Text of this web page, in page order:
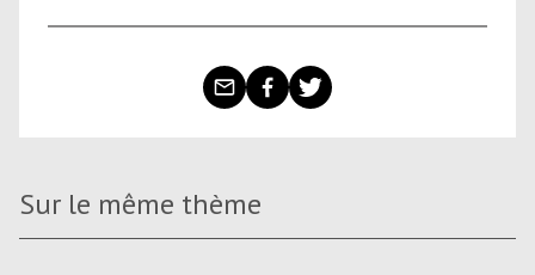
Sur le même thème